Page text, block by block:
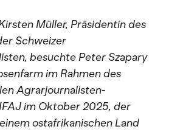
Müller, Präsidentin des
Schweizer
besuchte Peter Szapary
im Rahmen des
Agrarjournalisten-
im Oktober 2025, der
ostafrikanischen Land